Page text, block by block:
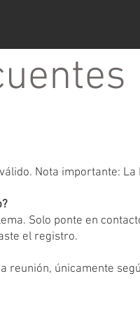
Nota importante: La
Solo ponte en
el registro.
reunión, únicamente